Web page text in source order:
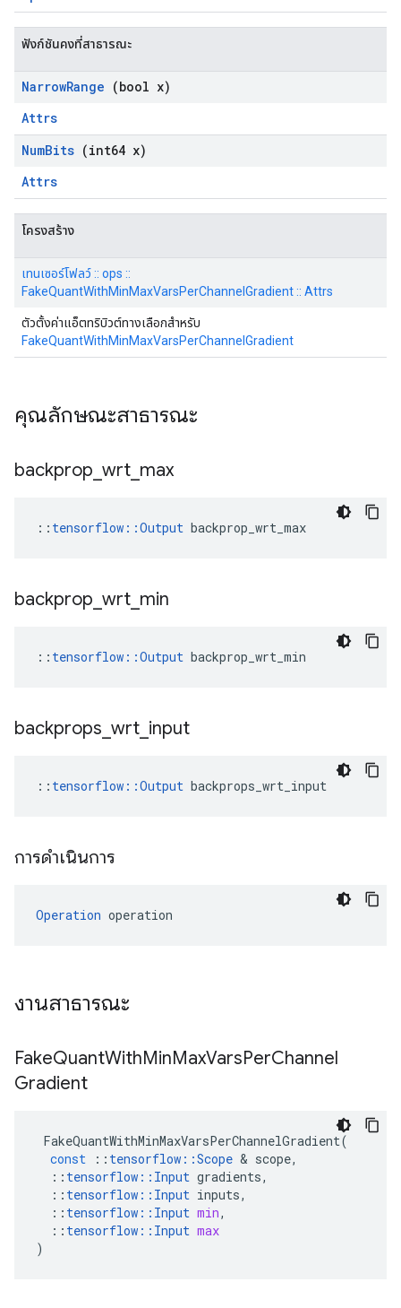
ฟังก์ชันคงที่สาธารณะ
NarrowRange (bool x)
Attrs
NumBits (int64 x)
Attrs
โครงสร้าง
เทนเซอร์โฟลว์ :: ops ::
FakeQuantWithMinMaxVarsPerChannelGradient :: Attrs
ตัวตั้งค่าแอ็ตทริบิวต์ทางเลือกสำหรับ
FakeQuantWithMinMaxVarsPerChannelGradient
คุณลักษณะสาธารณะ
backprop wrt max
:: tensorflow::Output backprop_wrt_max
backprop wrt min
:: tensorflow::Output backprop_wrt_min
backprops wrt input
:: tensorflow::Output backprops_wrt_input
การดำเนินการ
Operation operation
งานสาธารณะ
FakeQuantWithMinMaxVarsPerChannel
Gradient
FakeQuantWithMinMaxVarsPerChannelGradient(
const
:: tensorflow ::Scope & scope,
:: tensorflow :: Input gradients,
:: tensorflow :: Input inputs,
:: tensorflow :: Input min,
:: tensorflow :: Input max
)